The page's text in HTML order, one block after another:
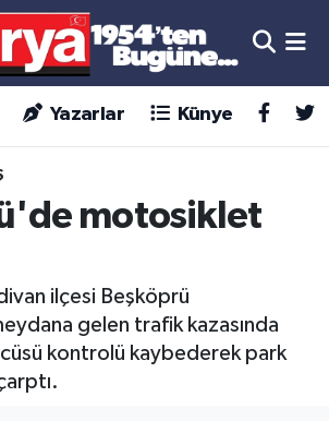
Yazarlar Künye
motosiklet
ilçesi Beşköprü
gelen trafik kazasında
kontrolü kaybederek park